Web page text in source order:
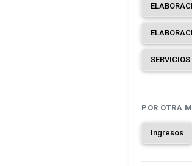
POR OTRA
Ingresos